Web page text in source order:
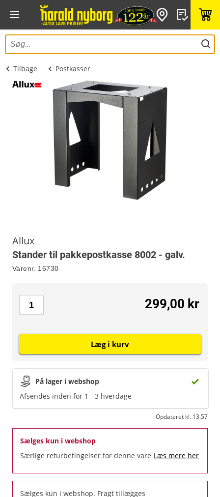
Tilbage Postkasser
Allux
Stander til pakkepostkasse 8002 - galv.
Varenr. 16730
På lager i webshop
Afsendes inden for 1 - 3 hverdage
Opdateret kl. 13.57
Sælges kun i webshop
Særlige returbetingelser for denne vare Læs mere her
Sælges kun i webshop. Fragt tillægges
299,00 kr
Læg i kurv